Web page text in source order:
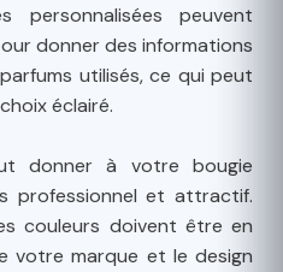
personnalisées peuvent
donner des informations
utilisés, ce qui peut
éclairé.
donner à votre bougie
professionnel et attractif.
couleurs doivent être en
votre marque et le design